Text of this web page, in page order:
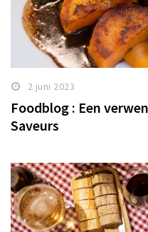
2 juni 2023
Foodblog : Een
Saveurs